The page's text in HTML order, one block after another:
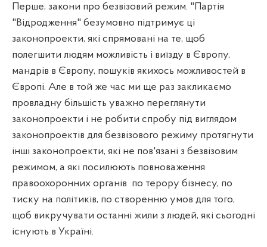
Перше, закони про безвізовий режим. "Партія
"Відродження" безумовно підтримує ці
законопроекти, які спрямовані на те, щоб
полегшити людям можливість і виїзду в Європу,
мандрів в Європу, пошуків якихось можливостей в
Європі. Але в той же час ми ще раз закликаємо
провладну більшість уважно переглянути
законопроекти і не робити спробу під виглядом
законопроектів для безвізового режиму протягнути
інші законопроекти, які не пов'язані з безвізовим
режимом, а які посилюють повноваження
правоохоронних органів по терору бізнесу, по
тиску на політиків, по створенню умов для того,
щоб викручувати останні жили з людей, які сьогодні
існують в Україні.